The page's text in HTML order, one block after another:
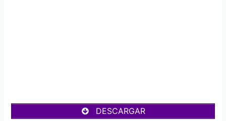
DESCARGAR